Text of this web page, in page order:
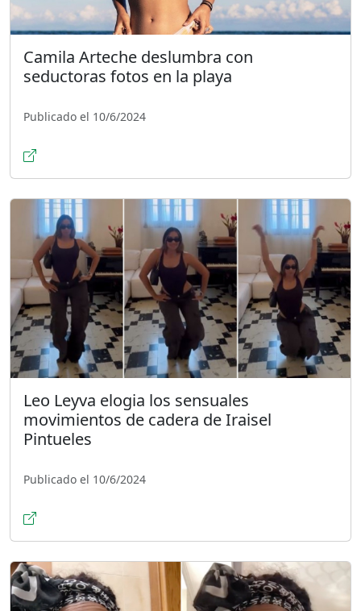
Camila Arteche deslumbra con
seductoras fotos en la playa
Publicado el 10/6/2024
Leo Leyva elogia los sensuales
movimientos de cadera de Iraisel
Pintueles
Publicado el 10/6/2024